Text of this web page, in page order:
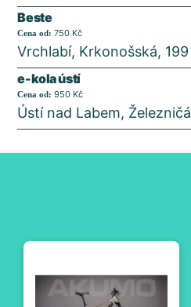
Beste
Cena od: 750 Kč
Vrchlabí, Krkonošská, 199
e-kola ústí
Cena od: 950 Kč
Ústí nad Labem,